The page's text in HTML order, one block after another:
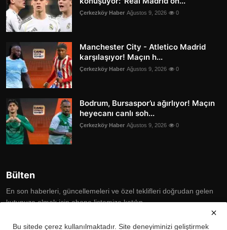
Çerkezköy Haber Ağustos 9, 2026 0
Manchester City - Atletico Madrid
karşılaşıyor! Maçın h...
Çerkezköy Haber Ağustos 9, 2026 0
Bodrum, Bursaspor’u ağırlıyor! Maçın
heyecanı canlı soh...
Çerkezköy Haber Ağustos 9, 2026 0
Bülten
En son haberleri, güncellemeleri ve özel teklifleri doğrudan gelen
kutunuza almak için abone listemize katılın
Subscribe
Bu sitede çerez kullanılmaktadır. Site deneyiminizi geliştirmek